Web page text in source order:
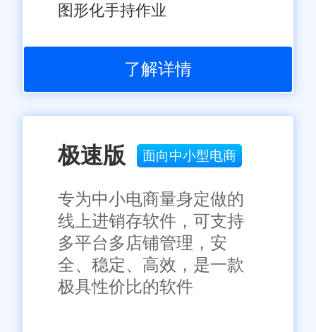
图形化手持作业
了解详情
极速版 面向中小型电商
专为中小电商量身定做的
线上进销存软件，可支持
多平台多店铺管理，安
全、稳定、高效，是一款
极具性价比的软件